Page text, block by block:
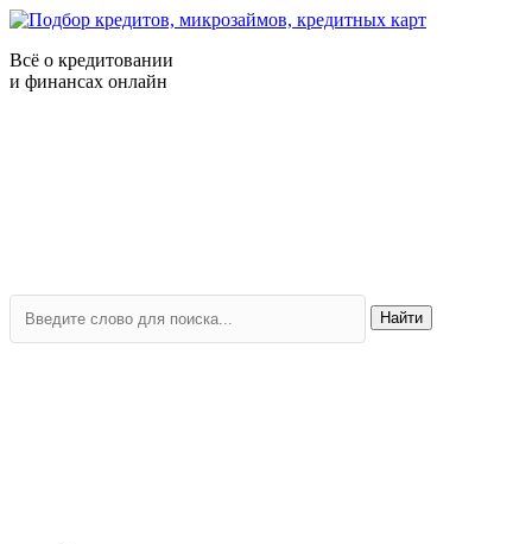
Всё о кредитовании
и финансах онлайн
Найти